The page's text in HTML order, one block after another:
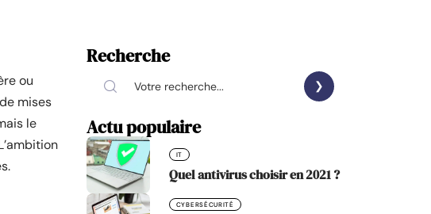
ou
mises
le
Recherche
Actu populaire
IT
Quel antivirus choisir en 2021 ?
CYBERSÉCURITÉ